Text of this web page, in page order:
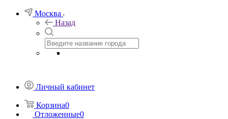
Москва
Назад
Личный кабинет
Корзина0
Отложенные0